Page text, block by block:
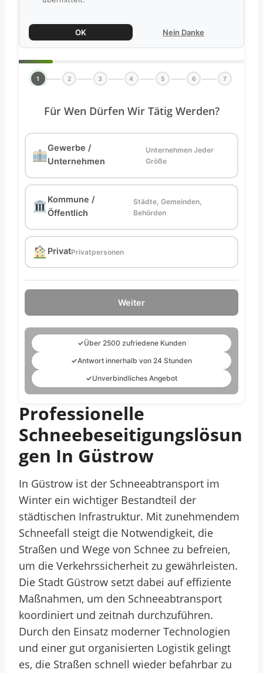
OK Nein Danke
1 2 3 4 5 6 7
Für Wen Dürfen Wir Tätig Werden?
Gewerbe /
Unternehmen
Unternehmen Jeder
Größe
Kommune /
Öffentlich
Städte, Gemeinden,
Behörden
PrivatPrivatpersonen
Weiter
✓Über 2500 zufriedene Kunden
✓Antwort innerhalb von 24 Stunden
✓Unverbindliches Angebot
Professionelle
Schneebeseitigungslösun
Gen In Güstrow
In Güstrow ist der Schneeabtransport im
Winter ein wichtiger Bestandteil der
städtischen Infrastruktur. Mit zunehmendem
Schneefall steigt die Notwendigkeit, die
Straßen und Wege von Schnee zu befreien,
um die Verkehrssicherheit zu gewährleisten.
Die Stadt Güstrow setzt dabei auf effiziente
Maßnahmen, um den Schneeabtransport
koordiniert und zeitnah durchzuführen.
Durch den Einsatz moderner Technologien
und einer gut organisierten Logistik gelingt
es, die Straßen schnell wieder befahrbar zu